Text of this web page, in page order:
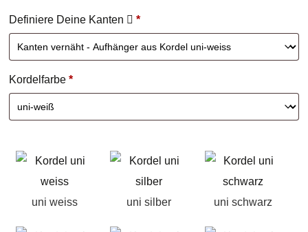
Definiere Deine Kanten *
Kordelfarbe *
uni weiss uni silber uni schwarz